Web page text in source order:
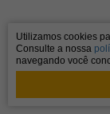
Utilizamos cookies
Consulte a nossa
navegando você